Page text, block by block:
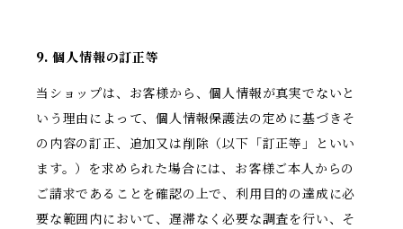
9. 個人情報の訂正等
当ショップは、お客様から、個人情報が真実でないと
いう理由によって、個人情報保護法の定めに基づきそ
の内容の訂正、追加又は削除（以下「訂正等」といい
ます。）を求められた場合には、お客様ご本人からの
ご請求であることを確認の上で、利用目的の達成に必
要な範囲内において、遅滞なく必要な調査を行い、そ